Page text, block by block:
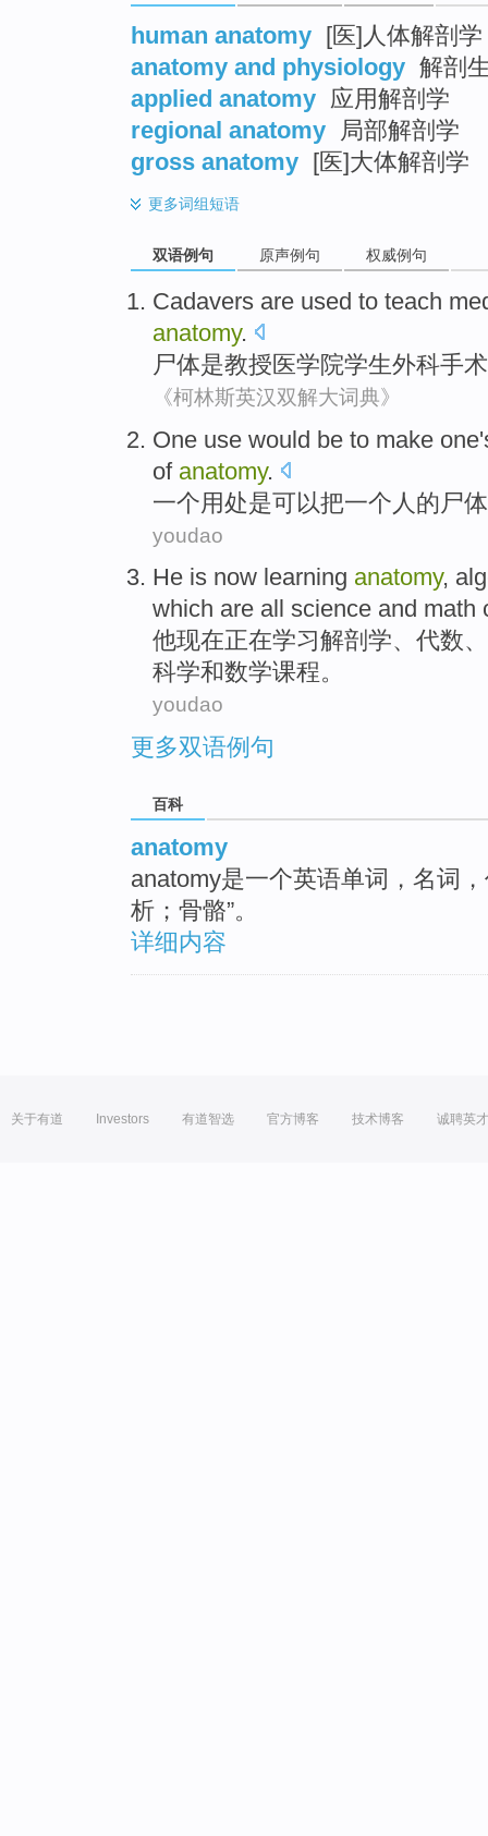
human anatomy [医]人体解剖学
anatomy and physiology 解剖
applied anatomy 应用解剖学
regional anatomy 局部解剖学
gross anatomy [医]大体解剖学
更多词组短语
双语例句 原声例句 权威例句
Cadavers are used to teach
anatomy.
尸体是教授医学院学生外科手术
《柯林斯英汉双解大词典》
One use would be to make one
of anatomy.
一个用处是可以把一个人 的 尸体
youdao
He is now learning anatomy,
which are all science and math
他现在正在学习 解剖学、 代数、
科学和数学课程。
youdao
更多双语例句
百科
anatomy
anatomy是一个英语单词，名词
析；骨骼”。
详细内容
关于有道 Investors 有道智选 官方博客 技术博客 诚聘英才